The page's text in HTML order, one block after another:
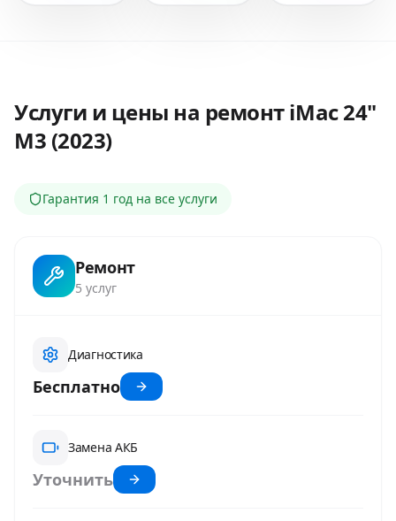
Услуги и цены на ремонтiMac 24"
M3 (2023)
Гарантия 1 год на все услуги
Ремонт
5 услуг
Диагностика
Бесплатно
Замена АКБ
Уточнить